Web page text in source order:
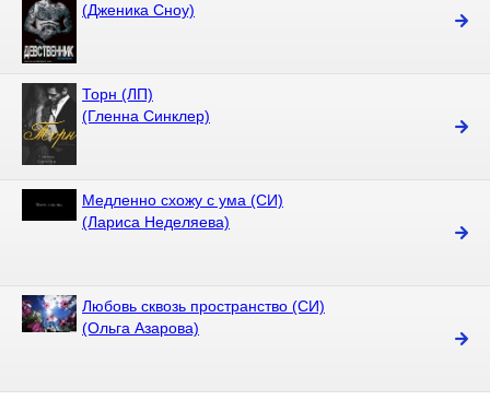
(Дженика Сноу)
Торн (ЛП)
(Гленна Синклер)
Медленно схожу с ума (СИ)
(Лариса Неделяева)
Любовь сквозь пространство (СИ)
(Ольга Азарова)